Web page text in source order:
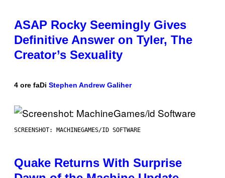
ASAP Rocky Seemingly Gives
Definitive Answer on Tyler, The
Creator’s Sexuality
4 ore faDi Stephen Andrew Galiher
SCREENSHOT: MACHINEGAMES/ID SOFTWARE
Quake Returns With Surprise